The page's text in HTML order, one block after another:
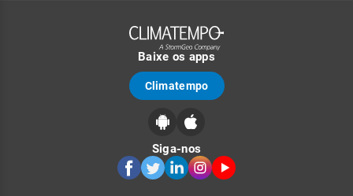
Baixe os apps
Climatempo
Siga-nos